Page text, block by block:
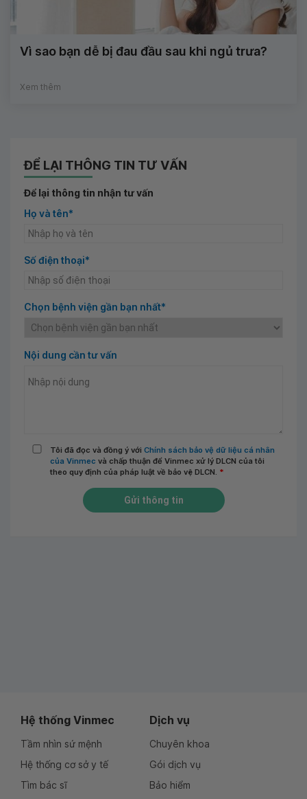
Vì sao bạn dễ bị đau đầu sau khi ngủ trưa?
Xem thêm
ĐỂ LẠI THÔNG TIN TƯ VẤN
Để lại thông tin nhận tư vấn
Họ và tên*
Số điện thoại*
Chọn bệnh viện gần bạn nhất*
Nội dung cần tư vấn
Tôi đã đọc và đồng ý với Chính sách bảo vệ dữ liệu cá nhân
của Vinmec và chấp thuận để Vinmec xử lý DLCN của tôi
theo quy định của pháp luật về bảo vệ DLCN. *
Gửi thông tin
Hệ thống Vinmec
Tầm nhìn sứ mệnh
Hệ thống cơ sở y tế
Tìm bác sĩ
Dịch vụ
Chuyên khoa
Gói dịch vụ
Bảo hiểm